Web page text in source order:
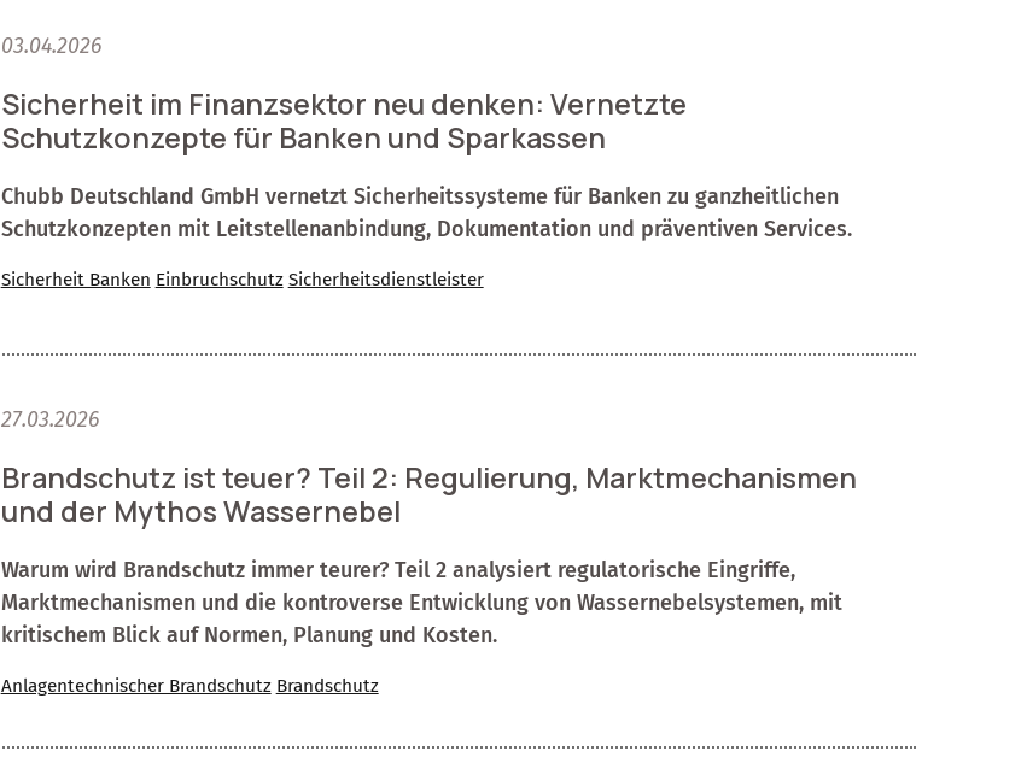
03.04.2026
Sicherheit im Finanzsektor neu denken: Vernetzte
Schutzkonzepte für Banken und Sparkassen
Chubb Deutschland GmbH vernetzt Sicherheitssysteme für Banken zu ganzheitlichen
Schutzkonzepten mit Leitstellenanbindung, Dokumentation und präventiven Services.
Sicherheit Banken Einbruchschutz Sicherheitsdienstleister
27.03.2026
Brandschutz ist teuer? Teil 2: Regulierung, Marktmechanismen
und der Mythos Wassernebel
Warum wird Brandschutz immer teurer? Teil 2 analysiert regulatorische Eingriffe,
Marktmechanismen und die kontroverse Entwicklung von Wassernebelsystemen, mit
kritischem Blick auf Normen, Planung und Kosten.
Anlagentechnischer Brandschutz Brandschutz